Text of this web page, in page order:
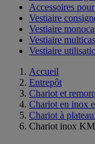
Accessoires
Vestiaire
Vestiaire
Vestiaire
Vestiaire
Accueil
Entrepôt
Chariot et
Chariot en inox
Chariot à
Chariot inox